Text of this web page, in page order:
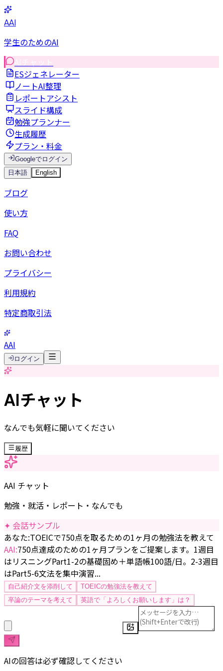
AAI
学生のためのAI
AIチャット
ESジェネレーター
ノートAI整理
レポートアシスト
スライド構成
勉強プランナー
生成履歴
プラン・料金
Googleでログイン
日本語
English
ブログ
使い方
FAQ
お問い合わせ
プライバシー
利用規約
特定商取引法
AAI
ログイン
AIチャット
なんでも気軽に聞いてください
履歴
AAI チャット
勉強・就活・レポート・なんでも
✦ 会話サンプル
あなた:TOEICで750点を取るための1ヶ月の勉強法を教えて
AAI:750点達成のための1ヶ月プランをご提案します。1週目
はリスニングPart1-2の基礎固め＋単語帳100語/日。2-3週目
はPart5-6文法を集中演習...
自己紹介文を添削して
TOEICの勉強法を教えて
卒論のテーマを考えて
英語で「よろしくお願いします」は？
AIの回答は必ず確認してください